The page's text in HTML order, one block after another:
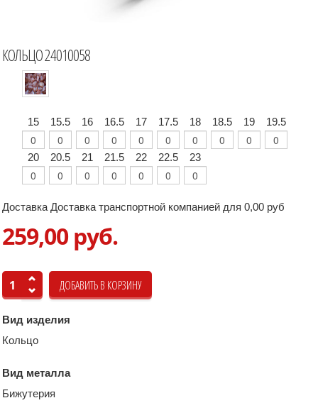
КОЛЬЦО 24010058
15 15.5 16 16.5 17 17.5 18 18.5 19 19.5
20 20.5 21 21.5 22 22.5 23
Доставка Доставка транспортной компанией для 0,00 руб
259,00 руб.
Вид изделия
Кольцо
Вид металла
Бижутерия